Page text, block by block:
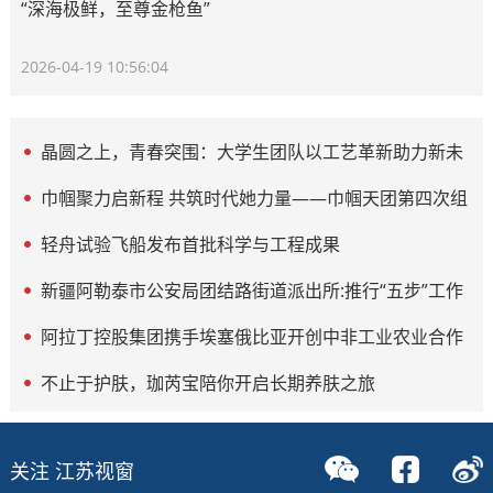
“深海极鲜，至尊金枪鱼”
2026-04-19 10:56:04
晶圆之上，青春突围：大学生团队以工艺革新助力新未
来 巾帼聚力启新程 共筑时代她力量——巾帼天团第四次组
委会筹备会圆满举办
轻舟试验飞船发布首批科学与工程成果
新疆阿勒泰市公安局团结路街道派出所:推行“五步”工作
法 打造新时代“枫”景线
阿拉丁控股集团携手埃塞俄比亚开创中非工业农业合作
新篇章
不止于护肤，珈芮宝陪你开启长期养肤之旅
关注 江苏视窗